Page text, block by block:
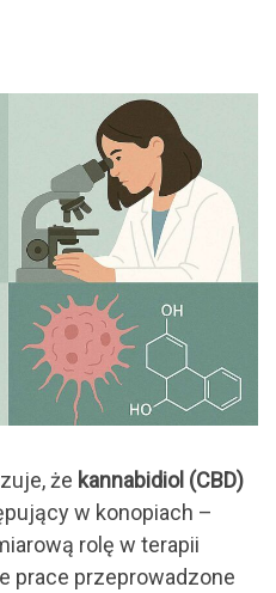
że kannabidiol (CBD)
w konopiach –
rolę w terapii
prace przeprowadzone